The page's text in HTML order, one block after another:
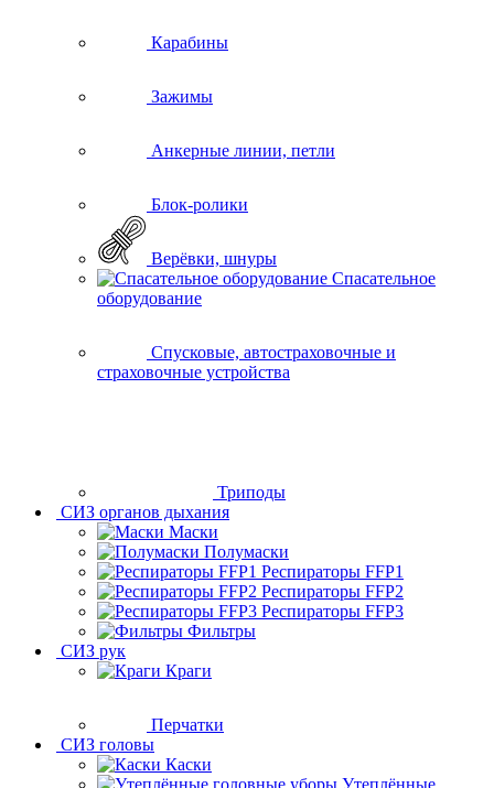
Карабины
Зажимы
Анкерные линии, петли
Блок-ролики
Верёвки, шнуры
Спасательное
оборудование
Спусковые, автостраховочные и
страховочные устройства
Триподы
СИЗ органов дыхания
Маски
Полумаски
Респираторы FFP1
Респираторы FFP2
Респираторы FFP3
Фильтры
СИЗ рук
Краги
Перчатки
СИЗ головы
Каски
Утеплённые